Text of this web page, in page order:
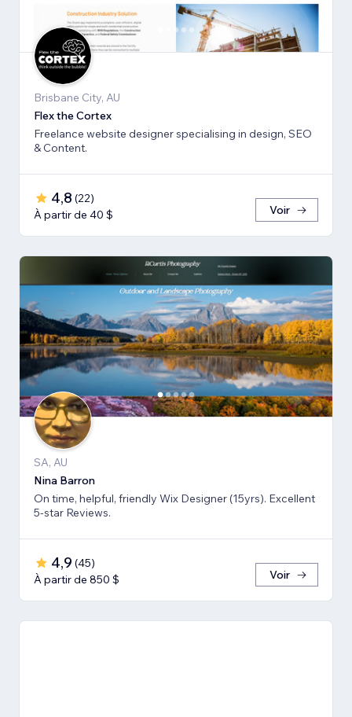
Brisbane City, AU
Flex the Cortex
Freelance website designer specialising in design, SEO
& Content.
4,8 (22)
À partir de 40 $
Voir
SA, AU
Nina Barron
On time, helpful, friendly Wix Designer (15yrs). Excellent
5-star Reviews.
4,9 (45)
À partir de 850 $
Voir